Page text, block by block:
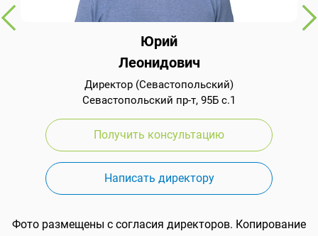
Юрий
Леонидович
Директор (Севастопольский)
Севастопольский пр-т, 95Б с.1
Получить консультацию
Написать директору
Фото размещены с согласия директоров. Копирование